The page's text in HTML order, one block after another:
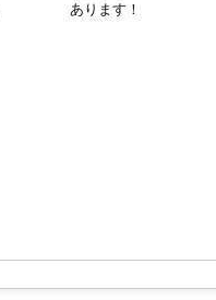
あります！